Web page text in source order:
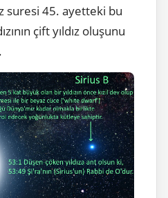
suresi 45. ayetteki bu
çift yıldız oluşunu